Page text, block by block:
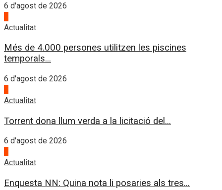
6 d'agost de 2026
Actualitat
Més de 4.000 persones utilitzen les piscines
temporals...
6 d'agost de 2026
Actualitat
Torrent dona llum verda a la licitació del...
6 d'agost de 2026
Actualitat
Enquesta NN: Quina nota li posaries als tres...